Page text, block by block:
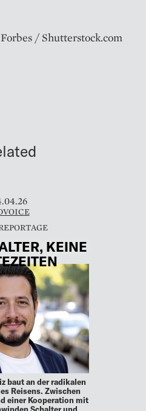
/ Shutterstock.com
KEINE
baut an der radikalen
Reisens. Zwischen
einer Kooperation mit